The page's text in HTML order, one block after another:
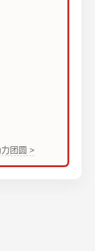
团圆 >